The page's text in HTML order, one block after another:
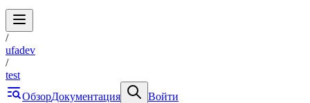
/
ufadev
/
test
ОбзорДокументация
Войти